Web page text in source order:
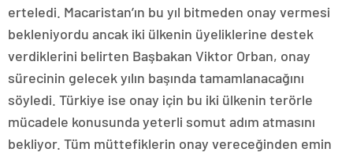
erteledi. Macaristan’ın bu yıl bitmeden onay vermesi
bekleniyordu ancak iki ülkenin üyeliklerine destek
verdiklerini belirten Başbakan Viktor Orban, onay
sürecinin gelecek yılın başında tamamlanacağını
söyledi. Türkiye ise onay için bu iki ülkenin terörle
mücadele konusunda yeterli somut adım atmasını
bekliyor. Tüm müttefiklerin onay vereceğinden emin